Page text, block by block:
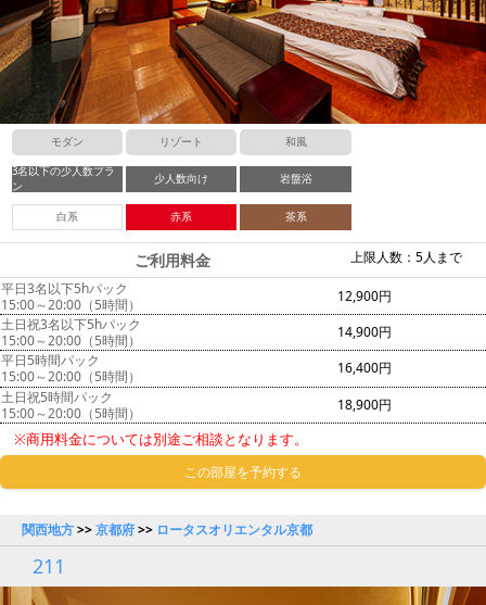
モダン リゾート 和風
3名以下の少人数プラ
ン
少人数向け 岩盤浴
白系 赤系 茶系
上限人数：5人まで
ご利用料金
平日3名以下5hパック
15:00～20:00（5時間）
12,900円
土日祝3名以下5hパック
15:00～20:00（5時間）
14,900円
平日5時間パック
15:00～20:00（5時間）
16,400円
土日祝5時間パック
15:00～20:00（5時間）
18,900円
※商用料金については別途ご相談となります。
この部屋を予約する
関西地方>>京都府>> ロータスオリエンタル京都
211